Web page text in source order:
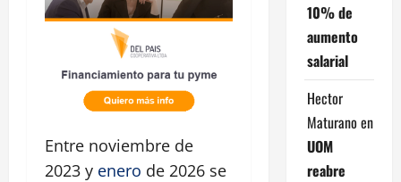
Entre noviembre de
2023 y enero de 2026 se
10% de
aumento
salarial
Hector
Maturano en
UOM
reabre